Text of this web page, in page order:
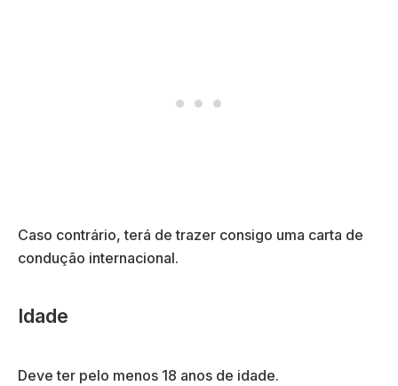
Caso contrário, terá de trazer consigo uma carta de
condução internacional.
Idade
Deve ter pelo menos 18 anos de idade.